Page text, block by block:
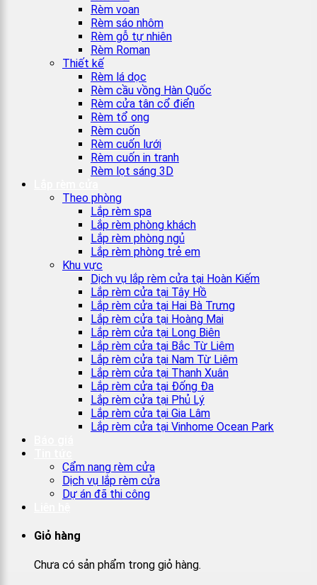
Rèm voan
Rèm sáo nhôm
Rèm gỗ tự nhiên
Rèm Roman
Thiết kế
Rèm lá dọc
Rèm cầu vồng Hàn Quốc
Rèm cửa tân cổ điển
Rèm tổ ong
Rèm cuốn
Rèm cuốn lưới
Rèm cuốn in tranh
Rèm lọt sáng 3D
Theo phòng
Lắp rèm spa
Lắp rèm phòng khách
Lắp rèm phòng ngủ
Lắp rèm phòng trẻ em
Khu vực
Dịch vụ lắp rèm cửa tại Hoàn Kiếm
Lắp rèm cửa tại Tây Hồ
Lắp rèm cửa tại Hai Bà Trưng
Lắp rèm cửa tại Hoàng Mai
Lắp rèm cửa tại Long Biên
Lắp rèm cửa tại Bắc Từ Liêm
Lắp rèm cửa tại Nam Từ Liêm
Lắp rèm cửa tại Thanh Xuân
Lắp rèm cửa tại Đống Đa
Lắp rèm cửa tại Phủ Lý
Lắp rèm cửa tại Gia Lâm
Lắp rèm cửa tại Vinhome Ocean Park
Cẩm nang rèm cửa
Dịch vụ lắp rèm cửa
Dự án đã thi công
Giỏ hàng
Chưa có sản phẩm trong giỏ hàng.